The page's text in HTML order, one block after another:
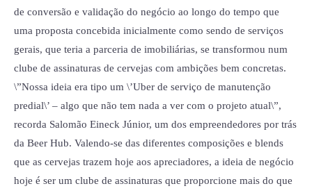
de conversão e validação do negócio ao longo do tempo que
uma proposta concebida inicialmente como sendo de serviços
gerais, que teria a parceria de imobiliárias, se transformou num
clube de assinaturas de cervejas com ambições bem concretas.
\”Nossa ideia era tipo um \’Uber de serviço de manutenção
predial\’ – algo que não tem nada a ver com o projeto atual\”,
recorda Salomão Eineck Júnior, um dos empreendedores por trás
da Beer Hub. Valendo-se das diferentes composições e blends
que as cervejas trazem hoje aos apreciadores, a ideia de negócio
hoje é ser um clube de assinaturas que proporcione mais do que